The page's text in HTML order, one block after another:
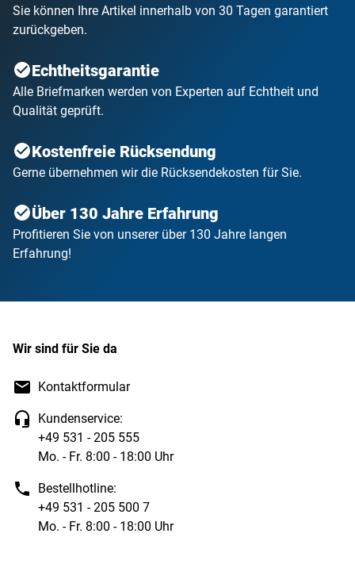
Sie können Ihre Artikel innerhalb von 30 Tagen garantiert
zurückgeben.
Echtheitsgarantie
Alle Briefmarken werden von Experten auf Echtheit und
Qualität geprüft.
Kostenfreie Rücksendung
Gerne übernehmen wir die Rücksendekosten für Sie.
Über 130 Jahre Erfahrung
Profitieren Sie von unserer über 130 Jahre langen
Erfahrung!
Wir sind für Sie da
Kontaktformular
Kundenservice:
+49 531 - 205 555
Mo. - Fr. 8:00 - 18:00 Uhr
Bestellhotline:
+49 531 - 205 500 7
Mo. - Fr. 8:00 - 18:00 Uhr